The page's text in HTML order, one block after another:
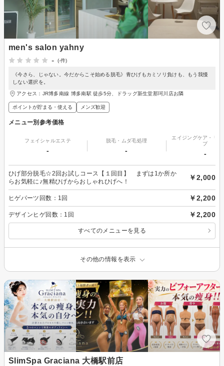
men's salon yahny
-
(-件)
《今さら、じゃない。今だからこそ始める脱毛》青ひげもカミソリ負けも、もう我慢
しない選択を。
アクセス：JR博多南線 博多南駅 徒歩5分、ドラッグ新生堂那珂川店お隣
ポイントが貯まる・使える メンズ歓迎
メニュー別参考価格
フェイシャルエステ
-
脱毛・ムダ毛処理
-
エイジングケア・リ
プ
-
ひげ部分脱毛☆2回お試しコース【１回目】 まずは1か所か
らお気軽に♪無精ひげからおしゃれひげへ！
￥2,000
ヒゲパーツ回数：1回 ￥2,200
デザインヒゲ回数：1回 ￥2,200
すべてのメニューを見る
その他の情報を表示
SlimSpa Graciana 大橋駅前店